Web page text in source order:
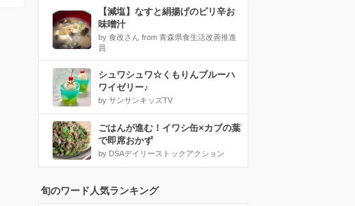
【減塩】なすと絹揚げのピリ辛お
味噌汁
by 食改さん from 青森県食生活改善推進
員
シュワシュワ☆くもりんブルーハ
ワイゼリー♪
by サンサンキッズTV
ごはんが進む！イワシ缶×カブの葉
で即席おかず
by DSAデイリーストックアクション
旬のワード人気ランキング